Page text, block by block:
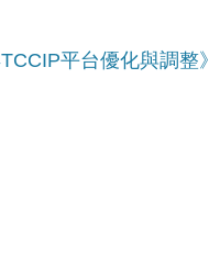
平台優化與調整》